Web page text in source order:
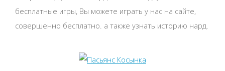
бесплатные игры, Вы можете играть у нас на сайте,
совершенно бесплатно. а также узнать историю нард.